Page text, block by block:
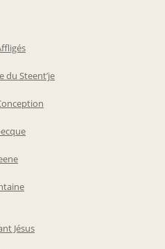
du Steent’je
Jésus